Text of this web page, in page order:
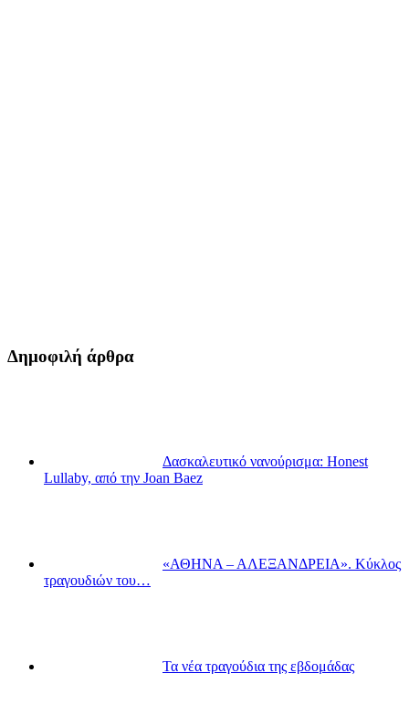
Δημοφιλή άρθρα
Δασκαλευτικό νανούρισμα: Honest
Lullaby, από την Joan Baez
«ΑΘΗΝΑ – ΑΛΕΞΑΝΔΡΕΙΑ». Κύκλος
τραγουδιών του…
Τα νέα τραγούδια της εβδομάδας